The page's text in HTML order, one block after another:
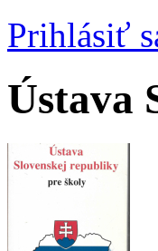
Prihlásiť
Ústava